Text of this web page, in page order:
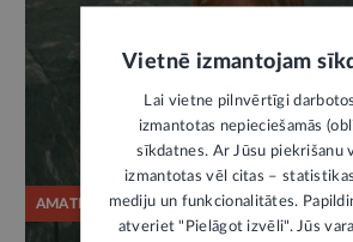
AMATPERSONAS RUNA
Vietnē izmantojam
Lai vietne pilnvērtīgi
izmantotas nepieciešamās
sīkdatnes. Ar Jūsu piekrišanu
izmantotas vēl citas –
mediju un funkcionalitātes.
atveriet "Pielāgot izvēli". Jūs